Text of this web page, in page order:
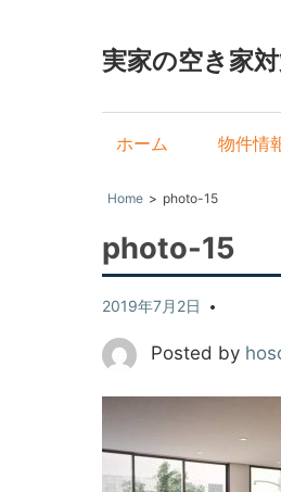
実家の空き家
ホーム 物件情
Home photo-15
photo-15
2019年7月2日
Posted by